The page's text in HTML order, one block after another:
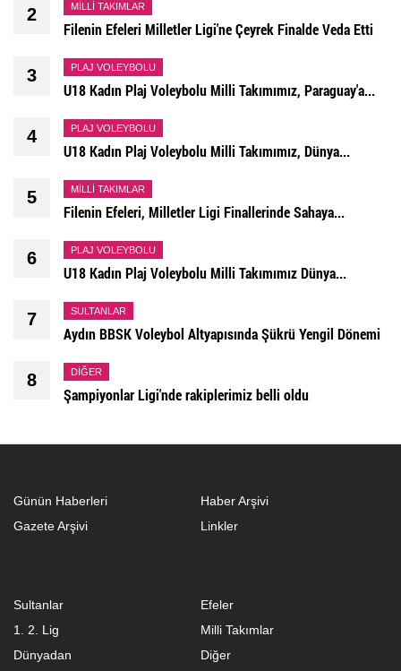
2 MILLI TAKIMLAR
Filenin Efeleri Milletler Ligi'ne Çeyrek Finalde Veda Etti
3 PLAJ VOLEYBOLU
U18 Kadın Plaj Voleybolu Milli Takımımız, Paraguay'a...
4 PLAJ VOLEYBOLU
U18 Kadın Plaj Voleybolu Milli Takımımız, Dünya...
5 MILLI TAKIMLAR
Filenin Efeleri, Milletler Ligi Finallerinde Sahaya...
6 PLAJ VOLEYBOLU
U18 Kadın Plaj Voleybolu Milli Takımımız Dünya...
7 SULTANLAR
Aydın BBSK Voleybol Altyapısında Şükrü Yengil Dönemi
8 DIĞER
Şampiyonlar Ligi'nde rakiplerimiz belli oldu
Günün Haberleri
Haber Arşivi
Gazete Arşivi
Linkler
Sultanlar
Efeler
1. 2. Lig
Milli Takımlar
Dünyadan
Diğer